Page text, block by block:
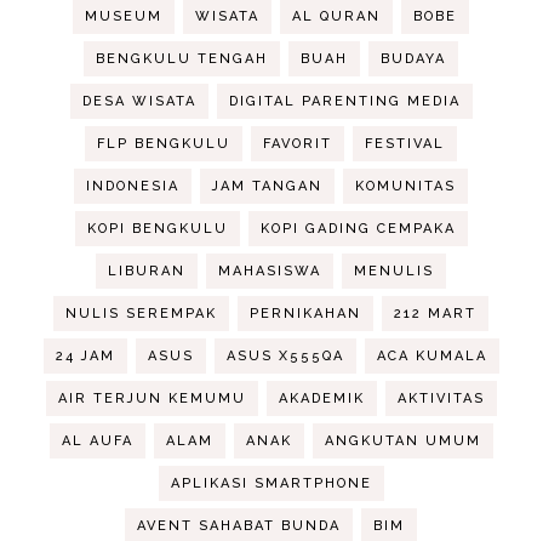
MUSEUM WISATA AL QURAN BOBE
BENGKULU TENGAH BUAH BUDAYA
DESA WISATA DIGITAL PARENTING MEDIA
FLP BENGKULU FAVORIT FESTIVAL
INDONESIA JAM TANGAN KOMUNITAS
KOPI BENGKULU KOPI GADING CEMPAKA
LIBURAN MAHASISWA MENULIS
NULIS SEREMPAK PERNIKAHAN 212 MART
24 JAM ASUS ASUS X555QA ACA KUMALA
AIR TERJUN KEMUMU AKADEMIK AKTIVITAS
AL AUFA ALAM ANAK ANGKUTAN UMUM
APLIKASI SMARTPHONE
AVENT SAHABAT BUNDA BIM